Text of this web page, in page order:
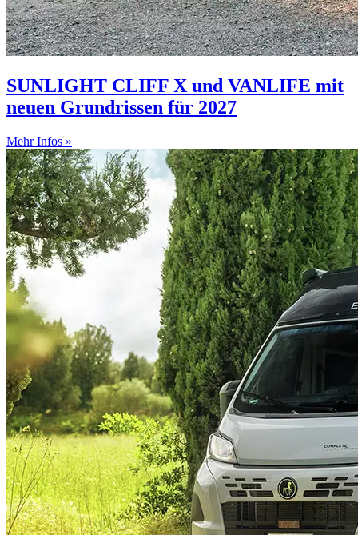
SUNLIGHT CLIFF X und VANLIFE mit
neuen Grundrissen für 2027
Mehr Infos »